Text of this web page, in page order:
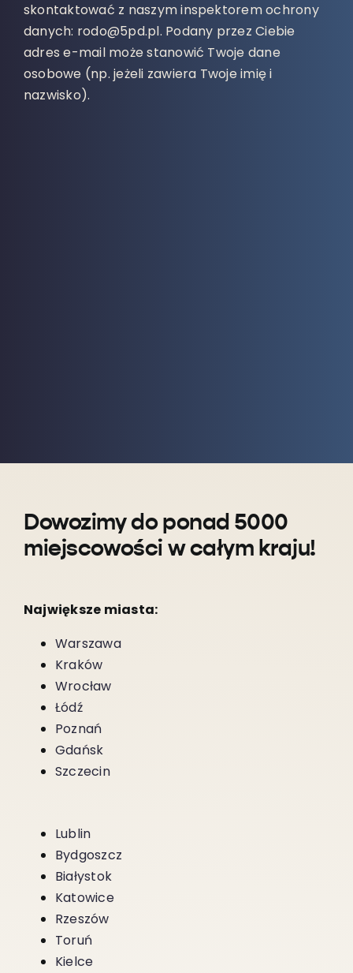
skontaktować z naszym inspektorem ochrony
danych: rodo@5pd.pl. Podany przez Ciebie
adres e-mail może stanowić Twoje dane
osobowe (np. jeżeli zawiera Twoje imię i
nazwisko).
Dowozimy do ponad 5000
miejscowości w całym kraju!
Największe miasta:
Warszawa
Kraków
Wrocław
Łódź
Poznań
Gdańsk
Szczecin
Lublin
Bydgoszcz
Białystok
Katowice
Rzeszów
Toruń
Kielce